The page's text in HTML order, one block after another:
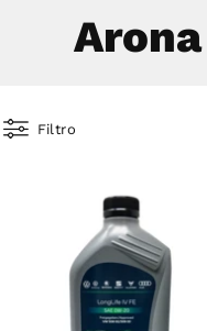
Filtro